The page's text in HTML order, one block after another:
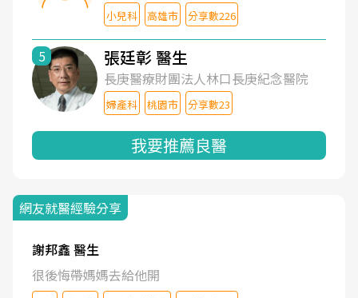
小兒科 高雄市 分享數226
5 張廷彰 醫生
長庚醫療財團法人林口長庚紀念醫院
婦產科 桃園市 分享數23
我要推薦良醫
網友就醫經驗分享
謝邦鑫 醫生
很後悔帶媽媽去給他開